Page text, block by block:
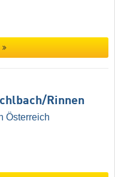
​Rinnen
Österreich